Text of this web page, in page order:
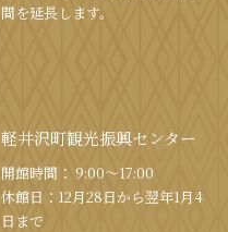
間を延⻑します。
軽井沢町観光振興センター
開館時間： 9:00〜17:00
休館⽇：12⽉28⽇から翌年1⽉4
⽇まで